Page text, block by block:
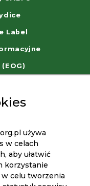
Label
używa
w celach
aby ułatwić
korzystanie
celu tworzenia